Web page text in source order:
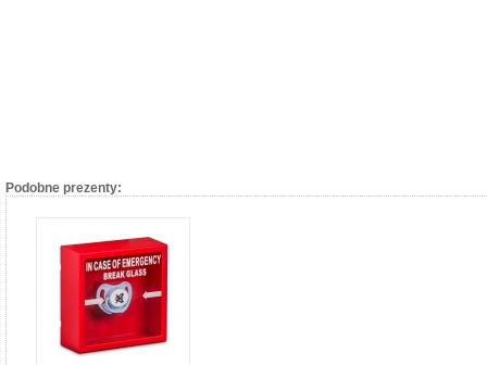
Podobne prezenty: